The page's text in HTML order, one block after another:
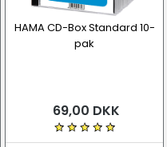
HAMA CD-Box Standard 10-
pak
69,00 DKK